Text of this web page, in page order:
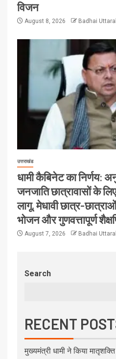
विजन
August 8, 2026 Badhai
उत्तराखंड
धामी कैबिनेट का निर्णय:
जनजाति छात्रावासों के
लागू, मेधावी छात्र-
भोजन और गुणवत्तापूर्ण
August 7, 2026 Badhai
Search
RECENT
मुख्यमंत्री धामी ने किया